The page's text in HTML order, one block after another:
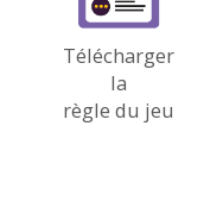
Télécharger
la
règle du jeu